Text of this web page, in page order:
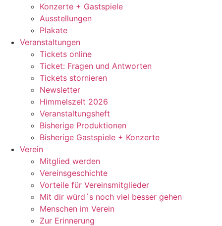
Konzerte + Gastspiele
Ausstellungen
Plakate
Veranstaltungen
Tickets online
Ticket: Fragen und Antworten
Tickets stornieren
Newsletter
Himmelszelt 2026
Veranstaltungsheft
Bisherige Produktionen
Bisherige Gastspiele + Konzerte
Verein
Mitglied werden
Vereinsgeschichte
Vorteile für Vereinsmitglieder
Mit dir würd´s noch viel besser gehen
Menschen im Verein
Zur Erinnerung